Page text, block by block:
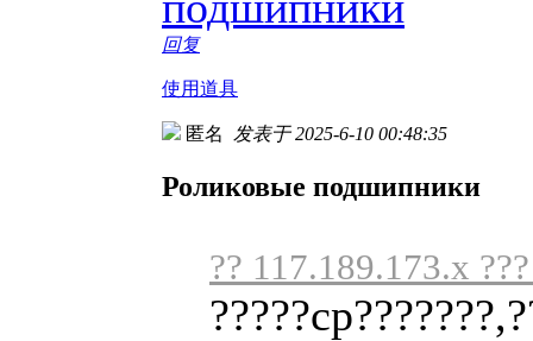
回复
使用道具
匿名 发表于 2025-6-10 00:48:35
Роликовые подшипники
?? 117.189.173.x